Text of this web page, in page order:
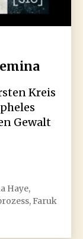
Kreis
Gewalt
Haye,
, Faruk